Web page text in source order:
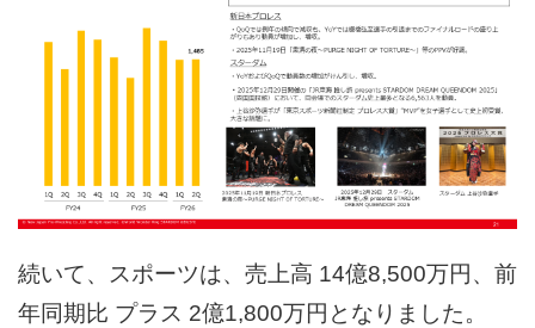
続いて、スポーツは、売上高 14億8,500万円、前
年同期比 プラス 2億1,800万円となりました。